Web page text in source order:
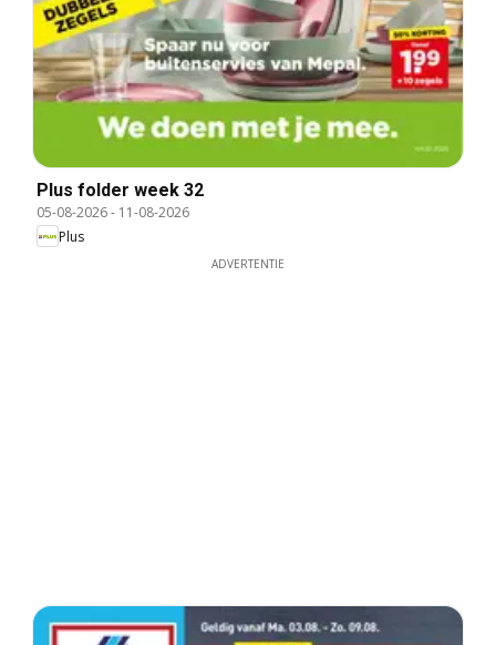
Plus folder week 32
05-08-2026- 11-08-2026
Plus
ADVERTENTIE